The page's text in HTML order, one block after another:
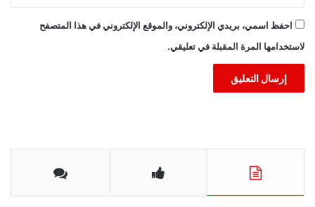
احفظ اسمي، بريدي الإلكتروني، والموقع الإلكتروني في هذا المتصفح
لاستخدامها المرة المقبلة في تعليقي.